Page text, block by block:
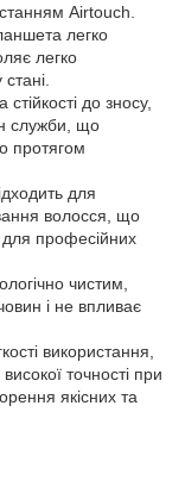
Airtouch.
легко
легко
стійкості до зносу,
служби, що
протягом
для
волосся, що
для професійних
чистим,
і не впливає
використання,
точності при
якісних та